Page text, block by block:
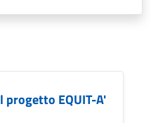
EQUIT-A'